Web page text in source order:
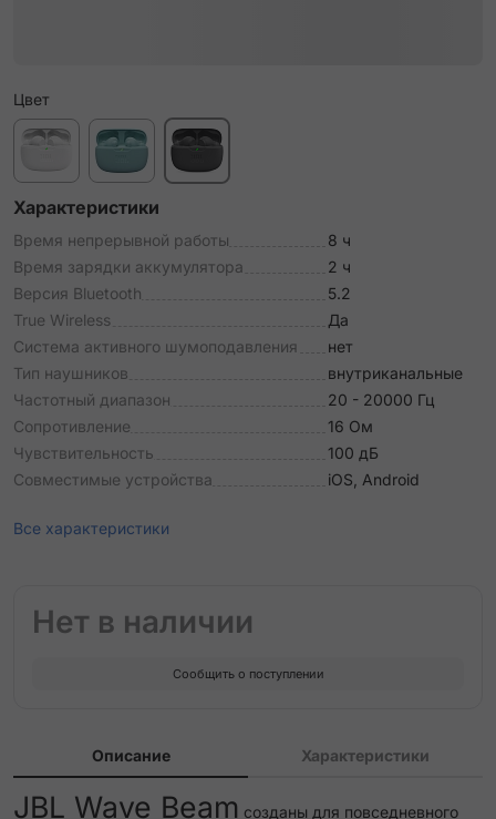
Цвет
Характеристики
Время непрерывной работы
8 ч
Время зарядки аккумулятора
2 ч
Версия Bluetooth
5.2
True Wireless
Да
Система активного шумоподавления
нет
Тип наушников
внутриканальные
Частотный диапазон
20 - 20000 Гц
Сопротивление
16 Ом
Чувствительность
100 дБ
Совместимые устройства
iOS, Android
Все характеристики
Нет в наличии
Сообщить о поступлении
Описание Характеристики
JBL Wave Beam созданы для повседневного